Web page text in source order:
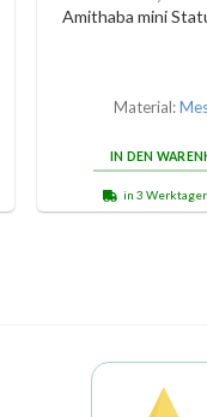
Amithaba mini
Material:
IN DEN
in 3